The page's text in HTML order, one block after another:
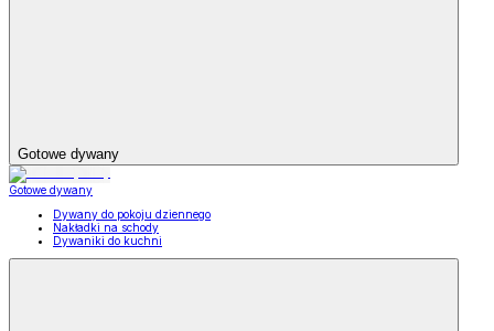
Gotowe dywany
Gotowe dywany
Dywany do pokoju dziennego
Nakładki na schody
Dywaniki do kuchni